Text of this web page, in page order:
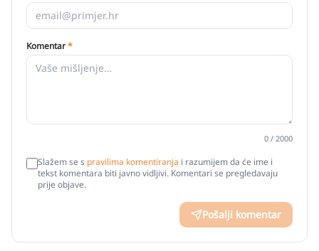
Komentar*
0 / 2000
Slažem se s pravilima komentiranja i razumijem da će ime i
tekst komentara biti javno vidljivi. Komentari se pregledavaju
prije objave.
Pošalji komentar